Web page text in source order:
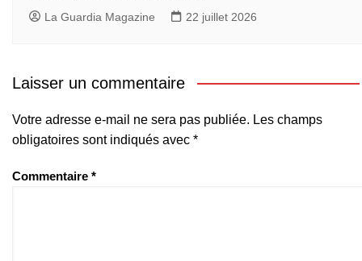
La Guardia Magazine 22 juillet 2026
Laisser un commentaire
Votre adresse e-mail ne sera pas publiée. Les champs
obligatoires sont indiqués avec *
Commentaire *